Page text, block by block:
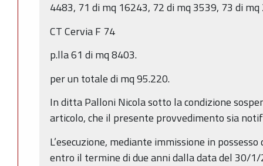
4483, 71 di mq 16243, 72 di mq 3539, 73 di
CT Cervia F 74
p.lla 61 di mq 8403.
per un totale di mq 95.220.
In ditta Palloni Nicola sotto la condizione
articolo, che il presente provvedimento sia
L’esecuzione, mediante immissione in
entro il termine di due anni dalla data del 30/